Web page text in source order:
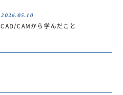
2026.05.10
CAD/CAMから学んだこと